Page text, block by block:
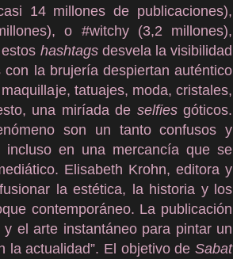
14 millones de publicaciones),
o #witchy (3,2 millones),
hashtagsdesvela la visibilidad
la brujería despiertan auténtico
tatuajes, moda, cristales,
una miríada de selfiesgóticos.
son un tanto confusos y
en una mercancía que se
Elisabeth Krohn, editora y
la estética, la historia y los
contemporáneo. La publicación
el arte instantáneo para pintar un
la actualidad”. El objetivo de Sabat